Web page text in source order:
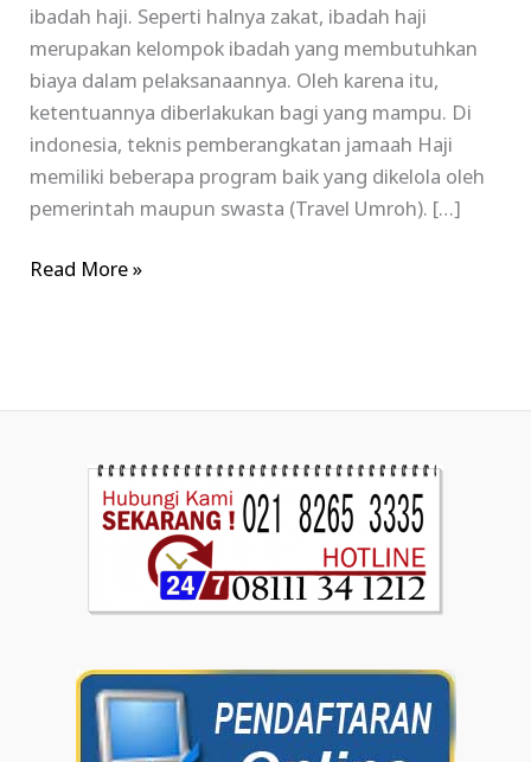
ibadah haji. Seperti halnya zakat, ibadah haji
merupakan kelompok ibadah yang membutuhkan
biaya dalam pelaksanaannya. Oleh karena itu,
ketentuannya diberlakukan bagi yang mampu. Di
indonesia, teknis pemberangkatan jamaah Haji
memiliki beberapa program baik yang dikelola oleh
pemerintah maupun swasta (Travel Umroh). […]
Read More »